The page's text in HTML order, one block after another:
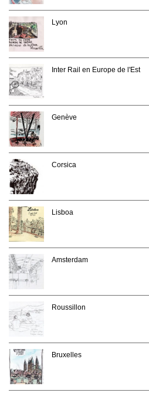
Lyon
Inter Rail en Europe de l'Est
Genève
Corsica
Lisboa
Amsterdam
Roussillon
Bruxelles